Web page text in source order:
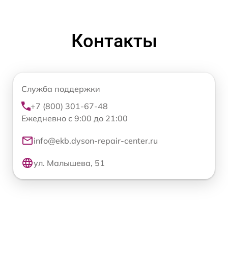
Контакты
Служба поддержки
+7 (800) 301-67-48
Ежедневно с 9:00 до 21:00
info@ekb.dyson-repair-center.ru
ул. Малышева, 51